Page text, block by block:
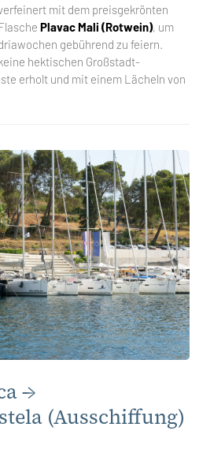
mit dem preisgekrönten
Plavac Mali (Rotwein), um
gebührend zu feiern.
hektischen Großstadt-
erholt und mit einem Lächeln von
→
(Ausschiffung)